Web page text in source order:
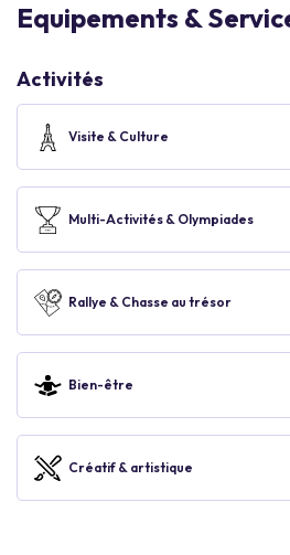
Equipements &
Activités
Visite & Culture
Multi-Activités & Olympiades
Rallye & Chasse au trésor
Bien-être
Créatif & artistique